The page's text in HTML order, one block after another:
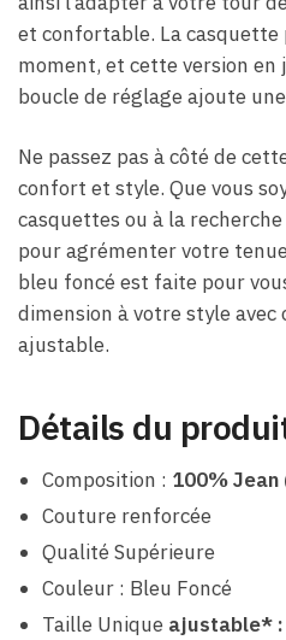
et confortable. La
moment, et cette version en
boucle de réglage ajoute
Ne passez pas à côté de
confort et style. Que vous
casquettes ou à la
pour agrémenter votre
bleu foncé est faite pour
dimension à votre style
ajustable.
Détails du
Composition : 100% Jean
Couture renforcée
Qualité Supérieure
Couleur : Bleu Foncé
Taille Unique ajustable* :